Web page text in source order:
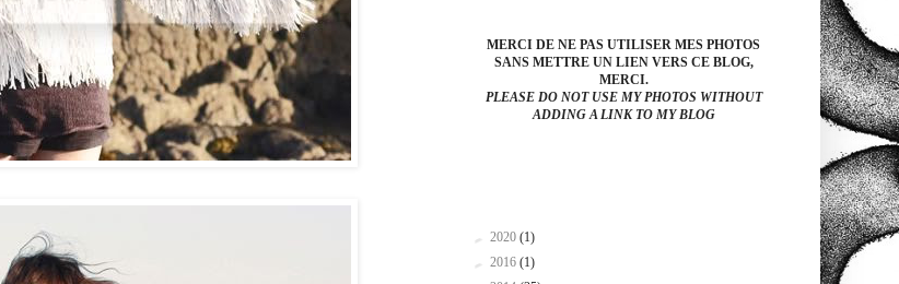
MERCI DE NE PAS UTILISER MES PHOTOS
SANS METTRE UN LIEN VERS CE BLOG,
MERCI.
PLEASE DO NOT USE MY PHOTOS WITHOUT
ADDING A LINK TO MY BLOG
► 2020 (1)
► 2016 (1)